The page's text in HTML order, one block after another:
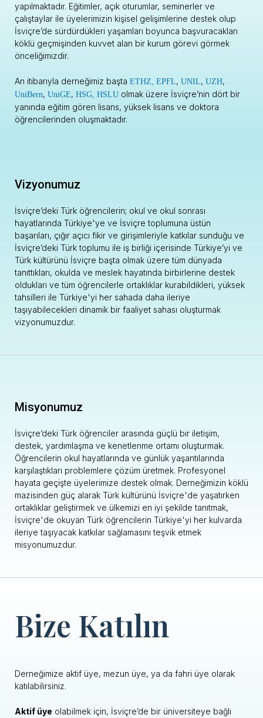
yapılmaktadır. Eğitimler, açık oturumlar, seminerler ve
çalıştaylar ile üyelerimizin kişisel gelişimlerine destek olup
İsviçre’de sürdürdükleri yaşamları boyunca başvuracakları
köklü geçmişinden kuvvet alan bir kurum görevi görmek
önceliğimizdir.
An itibarıyla derneğimiz başta ETHZ, EPFL, UNIL, UZH,
UniBern, UniGE, HSG, HSLU olmak üzere İsviçre’nin dört bir
yanında eğitim gören lisans, yüksek lisans ve doktora
öğrencilerinden oluşmaktadır.
Vizyonumuz
İsviçre’deki Türk öğrencilerin; okul ve okul sonrası
hayatlarında Türkiye'ye ve İsviçre toplumuna üstün
başarıları, çığır açıcı fikir ve girişimleriyle katkılar sunduğu ve
İsviçre’deki Türk toplumu ile iş birliği içerisinde Türkiye’yi ve
Türk kültürünü İsviçre başta olmak üzere tüm dünyada
tanıttıkları, okulda ve meslek hayatında birbirlerine destek
oldukları ve tüm öğrencilerle ortaklıklar kurabildikleri, yüksek
tahsilleri ile Türkiye'yi her sahada daha ileriye
taşıyabilecekleri dinamik bir faaliyet sahası oluşturmak
vizyonumuzdur.
Misyonumuz
İsviçre’deki Türk öğrenciler arasında güçlü bir iletişim,
destek, yardımlaşma ve kenetlenme ortamı oluşturmak.
Öğrencilerin okul hayatlarında ve günlük yaşantılarında
karşılaştıkları problemlere çözüm üretmek. Profesyonel
hayata geçişte üyelerimize destek olmak. Derneğimizin köklü
mazisinden güç alarak Türk kültürünü İsviçre'de yaşatırken
ortaklıklar geliştirmek ve ülkemizi en iyi şekilde tanıtmak,
İsviçre'de okuyan Türk öğrencilerin Türkiye'yi her kulvarda
ileriye taşıyacak katkılar sağlamasını teşvik etmek
misyonumuzdur.
Bize Katılın
Derneğimize aktif üye, mezun üye, ya da fahri üye olarak
katılabilirsiniz.
Aktif üye olabilmek için, İsviçre’de bir üniversiteye bağlı